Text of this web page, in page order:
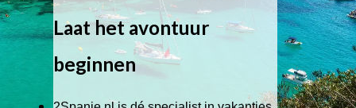
Laat het avontuur
beginnen